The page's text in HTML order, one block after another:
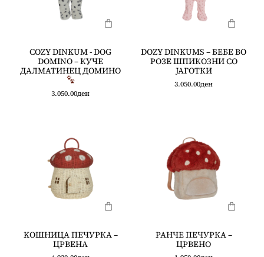
COZY DINKUM - DOG
DOMINO – КУЧЕ
ДАЛМАТИНЕЦ ДОМИНО
3.050.00ден
DOZY DINKUMS – БЕБЕ ВО
РОЗЕ ШПИКОЗНИ СО
ЈАГОТКИ
3.050.00ден
KOШНИЦА ПЕЧУРКА –
ЦРВЕНА
РАНЧЕ ПЕЧУРКА –
ЦРВЕНО